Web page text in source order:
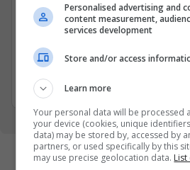
Pejë
11 Maj 2026
Personalised advertising and
content measurement,
services development
Store and/or access
Learn more
Your personal data will be processed
your device (cookies, unique
data) may be stored by, accessed by
partners, or used specifically by this
may use precise geolocation data.